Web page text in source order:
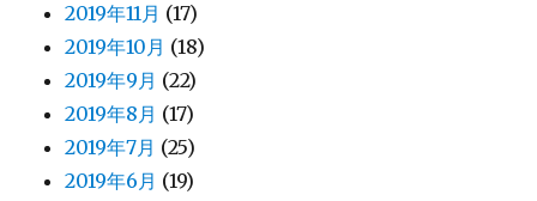
2019年11月 (17)
2019年10月 (18)
2019年9月 (22)
2019年8月 (17)
2019年7月 (25)
2019年6月 (19)